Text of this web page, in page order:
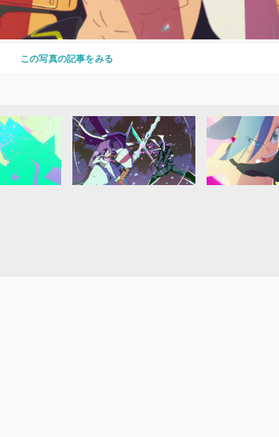
この写真の記事をみる